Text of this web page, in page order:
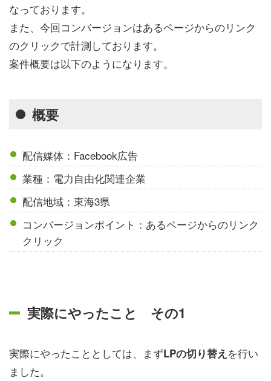
なっております。
また、今回コンバージョンはあるページからのリンク
のクリックで計測しております。
案件概要は以下のようになります。
概要
配信媒体：Facebook広告
業種：電力自由化関連企業
配信地域：東海3県
コンバージョンポイント：あるページからのリンク
クリック
実際にやったこと その1
実際にやったこととしては、まずLPの切り替え を行い
ました。